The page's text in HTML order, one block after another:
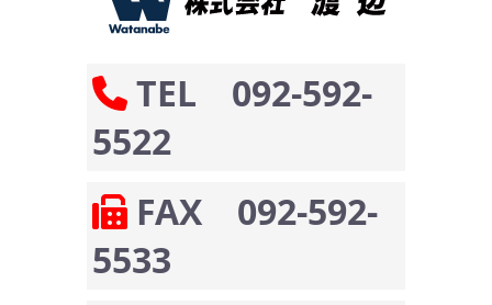
TEL 092-592-
5522
FAX 092-592-
5533